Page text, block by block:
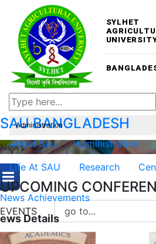
SYLHET
SAUBANGLADESH
About Sau Administration
Life At SAU
Research
UPCOMING
EVENTS
Administration
News
News Achievements
Details